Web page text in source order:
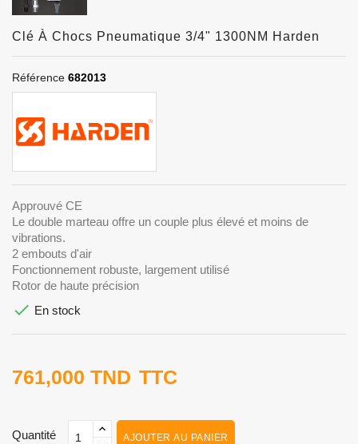
Clé À Chocs Pneumatique 3/4" 1300NM Harden
Référence 682013
Approuvé CE
Le double marteau offre un couple plus élevé et moins de
vibrations.
2 embouts d'air
Fonctionnement robuste, largement utilisé
Rotor de haute précision
 En stock
761,000 TND TTC
Quantité AJOUTER AU PANIER